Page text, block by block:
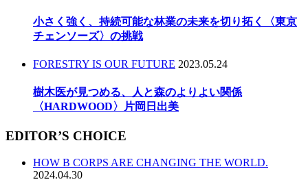
小さく強く、持続可能な林業の未来を切り拓く〈東京
チェンソーズ〉の挑戦
FORESTRY IS OUR FUTURE 2023.05.24
樹木医が見つめる、人と森のよりよい関係
〈HARDWOOD〉片岡日出美
EDITOR’S CHOICE
HOW B CORPS ARE CHANGING THE WORLD.
2024.04.30